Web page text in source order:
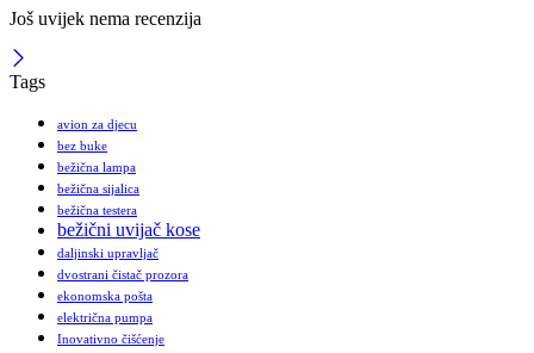
Još uvijek nema recenzija
Tags
avion za djecu
bez buke
bežična lampa
bežična sijalica
bežična testera
bežični uvijač kose
daljinski upravljač
dvostrani čistač prozora
ekonomska pošta
električna pumpa
Inovativno čišćenje